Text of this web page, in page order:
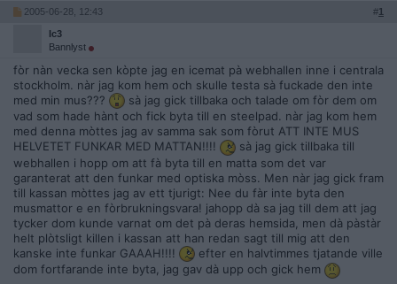
2005-06-28, 12:43 #1
Ic3
Bannlyst
fòr nàn vecka sen kòpte jag en icemat pà webhallen inne i centrala
stockholm. nàr jag kom hem och skulle testa sà fuckade den inte
med min mus???
sà jag gick tillbaka och talade om fòr dem om
vad som hade hànt och fick byta till en steelpad. nàr jag kom hem
med denna mòttes jag av samma sak som fòrut ATT INTE MUS
HELVETET FUNKAR MED MATTAN!!!!
sà jag gick tillbaka till
webhallen i hopp om att fà byta till en matta som det var
garanterat att den funkar med optiska mòss. Men nàr jag gick fram
till kassan mòttes jag av ett tjurigt: Nee du fàr inte byta den
musmattor e en fòrbrukningsvara! jahopp dà sa jag till dem att jag
tycker dom kunde varnat om det pà deras hemsida, men dà pàstàr
helt plòtsligt killen i kassan att han redan sagt till mig att den
kanske inte funkar GAAAH!!!!
efter en halvtimmes tjatande ville
dom fortfarande inte byta, jag gav dà upp och gick hem